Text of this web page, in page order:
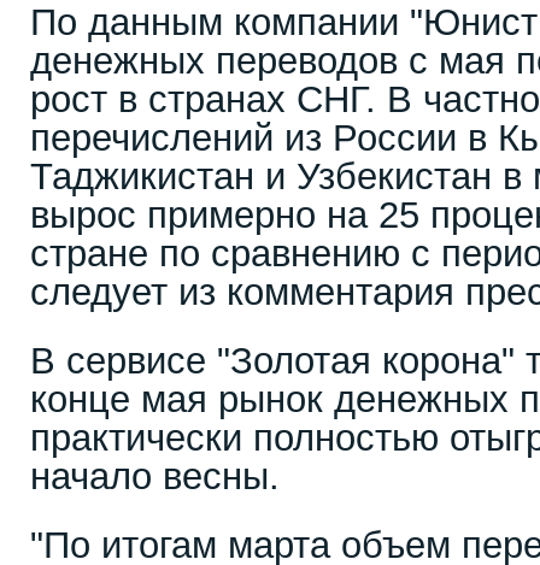
По данным компании
денежных переводов с мая
рост в странах СНГ. В
перечислений из России в
Таджикистан и Узбекистан
вырос примерно на 25
стране по сравнению с
следует из комментария
В сервисе "Золотая корона"
конце мая рынок денежных
практически полностью
начало весны.
"По итогам марта объем